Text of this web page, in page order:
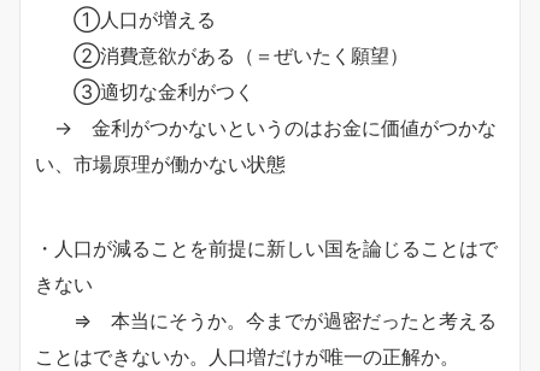
①人口が増える
②消費意欲がある（＝ぜいたく願望）
③適切な金利がつく
→ 金利がつかないというのはお金に価値がつかな
い、市場原理が働かない状態
・人口が減ることを前提に新しい国を論じることはで
きない
⇒ 本当にそうか。今までが過密だったと考える
ことはできないか。人口増だけが唯一の正解か。